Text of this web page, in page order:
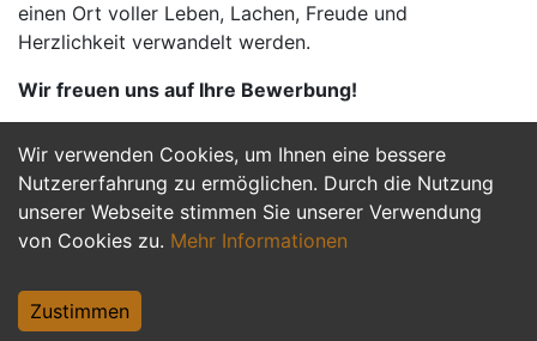
Wir verwenden Cookies, um Ihnen eine bessere
Nutzererfahrung zu ermöglichen. Durch die Nutzung
unserer Webseite stimmen Sie unserer Verwendung
von Cookies zu. Mehr Informationen
Zustimmen
einen Ort voller Leben, Lachen, Freude und
Herzlichkeit verwandelt werden.
Wir freuen uns auf Ihre Bewerbung!
Jetzt Bewerben